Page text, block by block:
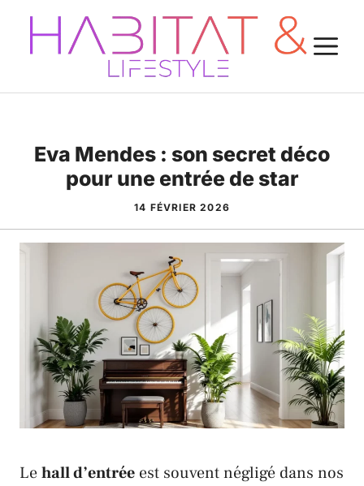
Aller
contenu
Eva Mendes : son secret déco
pour une entrée de star
14 FÉVRIER 2026
Lehall d’entrée est souvent négligé dans nos